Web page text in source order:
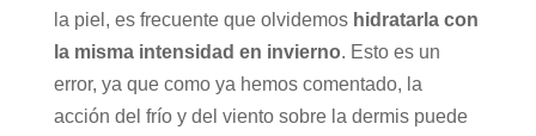
la piel, es frecuente que olvidemos hidratarla con
la misma intensidad en invierno. Esto es un
error, ya que como ya hemos comentado, la
acción del frío y del viento sobre la dermis puede